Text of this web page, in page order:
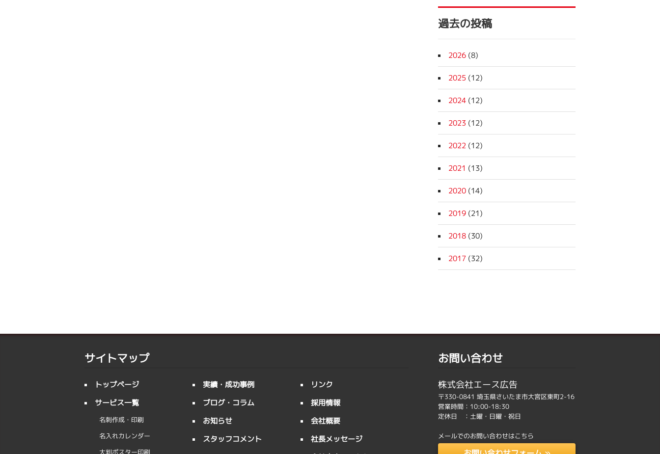
過去の投稿
2026 (8)
2025 (12)
2024 (12)
2023 (12)
2022 (12)
2021 (13)
2020 (14)
2019 (21)
2018 (30)
2017 (32)
お問い合わせ
株式会社エース広告
〒330-0841 埼玉県さいたま市大宮区東町2-16
営業時間：10:00-18:30
定休日 ：土曜・日曜・祝日
メールでのお問い合わせはこちら
サイトマップ
トップページ
サービス一覧
名刺作成・印刷
名入れカレンダー
大判ポスター印刷
実績・成功事例
ブログ・コラム
お知らせ
スタッフコメント
リンク
採用情報
会社概要
社長メッセージ